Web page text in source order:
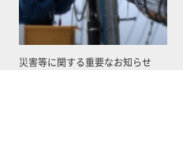
災害等に関する重要なお知らせ